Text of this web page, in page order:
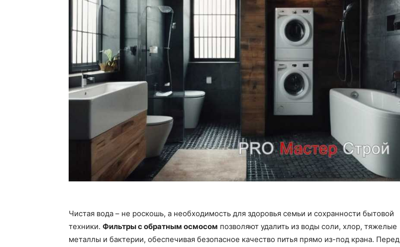
Чистая вода – не роскошь, а необходимость для здоровья семьи и сохранности бытовой
техники. Фильтры с обратным осмосом позволяют удалить из воды соли, хлор, тяжелые
металлы и бактерии, обеспечивая безопасное качество питья прямо из-под крана. Перед